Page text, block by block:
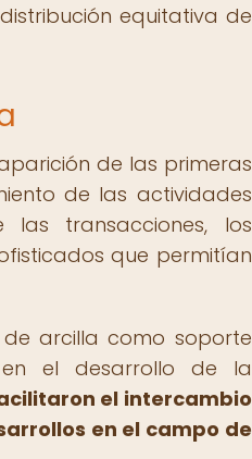
equitativa de
de las primeras
de las actividades
transacciones, los
que permitían
arcilla como soporte
en el desarrollo de la
el intercambio
en el campo de